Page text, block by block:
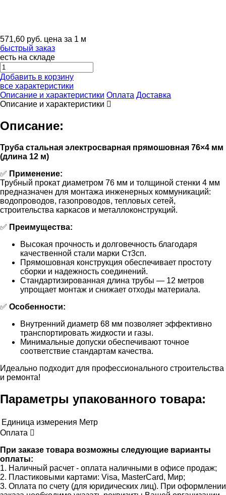
571,60 руб. цена за 1 м
быстрый заказ
есть на складе
Добавить в корзину
все характеристики
Описание и характеристики Оплата Доставка
Описание и характеристики
Описание:
Труба стальная электросварная прямошовная 76×4 мм
(длина 12 м)
✅ Применение:
Трубный прокат диаметром 76 мм и толщиной стенки 4 мм
предназначен для монтажа инженерных коммуникаций:
водопроводов, газопроводов, тепловых сетей,
строительства каркасов и металлоконструкций.
✅ Преимущества:
Высокая прочность и долговечность благодаря
качественной стали марки Ст3сп.
Прямошовная конструкция обеспечивает простоту
сборки и надежность соединений.
Стандартизированная длина трубы — 12 метров
упрощает монтаж и снижает отходы материала.
✅ Особенности:
Внутренний диаметр 68 мм позволяет эффективно
транспортировать жидкости и газы.
Минимальные допуски обеспечивают точное
соответствие стандартам качества.
Идеально подходит для профессионального строительства
и ремонта!
Параметры упакованного товара:
Единица измерения Метр
Оплата
При заказе товара возможны следующие варианты
оплаты:
1. Наличный расчет - оплата наличными в офисе продаж;
2. Пластиковыми картами: Visa, MasterCard, Мир;
3. Оплата по счету (для юридических лиц). При оформлении